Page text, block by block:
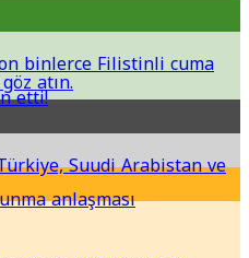
atın.
binlerce Filistinli cuma
etti!
Suudi Arabistan ve
anlaşması